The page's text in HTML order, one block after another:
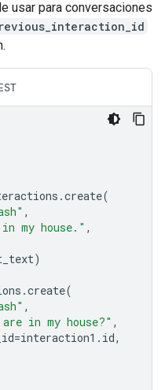
usar para conversaciones
.create(
,
my house." ,
)
.create(
,
are in my house?" ,
=interaction1 . id,